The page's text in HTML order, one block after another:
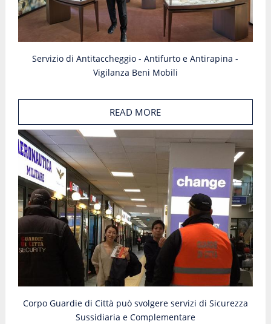
Servizio di Antitaccheggio - Antifurto e Antirapina -
Vigilanza Beni Mobili
READ MORE
Corpo Guardie di Città può svolgere servizi di Sicurezza
Sussidiaria e Complementare